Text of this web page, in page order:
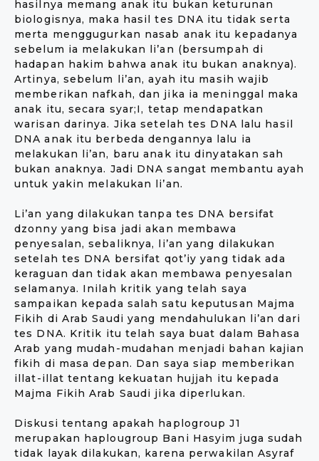
hasilnya memang anak itu bukan keturunan
biologisnya, maka hasil tes DNA itu tidak serta
merta menggugurkan nasab anak itu kepadanya
sebelum ia melakukan li’an (bersumpah di
hadapan hakim bahwa anak itu bukan anaknya).
Artinya, sebelum li’an, ayah itu masih wajib
memberikan nafkah, dan jika ia meninggal maka
anak itu, secara syar;I, tetap mendapatkan
warisan darinya. Jika setelah tes DNA lalu hasil
DNA anak itu berbeda dengannya lalu ia
melakukan li’an, baru anak itu dinyatakan sah
bukan anaknya. Jadi DNA sangat membantu ayah
untuk yakin melakukan li’an.
Li’an yang dilakukan tanpa tes DNA bersifat
dzonny yang bisa jadi akan membawa
penyesalan, sebaliknya, li’an yang dilakukan
setelah tes DNA bersifat qot’iy yang tidak ada
keraguan dan tidak akan membawa penyesalan
selamanya. Inilah kritik yang telah saya
sampaikan kepada salah satu keputusan Majma
Fikih di Arab Saudi yang mendahulukan li’an dari
tes DNA. Kritik itu telah saya buat dalam Bahasa
Arab yang mudah-mudahan menjadi bahan kajian
fikih di masa depan. Dan saya siap memberikan
illat-illat tentang kekuatan hujjah itu kepada
Majma Fikih Arab Saudi jika diperlukan.
Diskusi tentang apakah haplogroup J1
merupakan haplougroup Bani Hasyim juga sudah
tidak layak dilakukan, karena perwakilan Asyraf